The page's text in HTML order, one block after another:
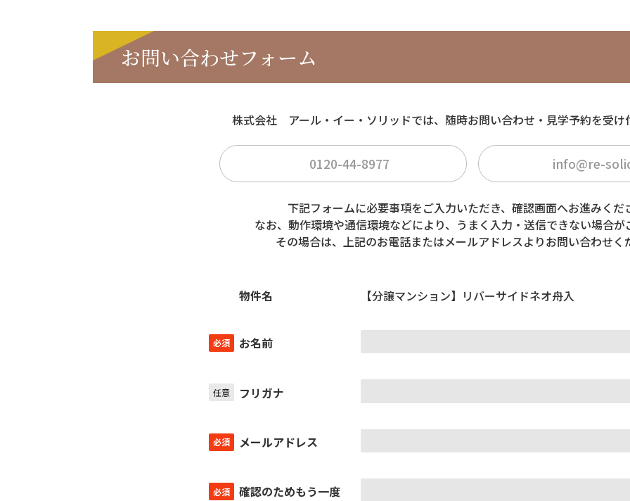
お問い合わせフォーム
株式会社 アール・イー・ソリッドでは、随時お問い合わせ・見学予約を受け
0120-44-8977 info@re-
下記フォームに必要事項をご入力いただき、確認画面へお進みくだ
なお、動作環境や通信環境などにより、うまく入力・送信できない場合が
その場合は、上記のお電話またはメールアドレスよりお問い合わせく
物件名 【分譲マンション】リバーサイドネオ舟入
必須 お名前
任意 フリガナ
必須 メールアドレス
必須 確認のためもう一度